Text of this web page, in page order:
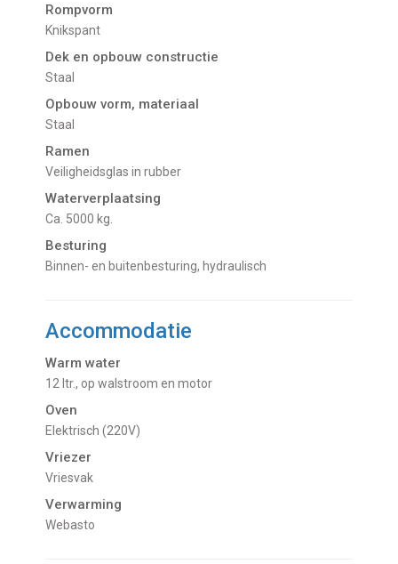
Rompvorm
Knikspant
Dek en opbouw constructie
Staal
Opbouw vorm, materiaal
Staal
Ramen
Veiligheidsglas in rubber
Waterverplaatsing
Ca. 5000 kg.
Besturing
Binnen- en buitenbesturing, hydraulisch
Accommodatie
Warm water
12 ltr., op walstroom en motor
Oven
Elektrisch (220V)
Vriezer
Vriesvak
Verwarming
Webasto